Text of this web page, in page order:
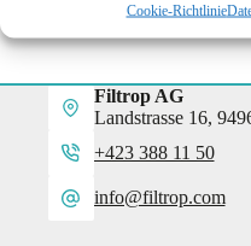
Cookie-Richtlinie
Filtrop AG
Landstrasse 16,
+423 388 11 50
info@filtrop.com